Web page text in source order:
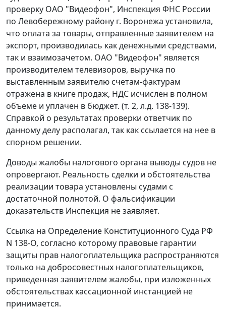
проверку ОАО "Видеофон", Инспекция ФНС России
по Левобережному району г. Воронежа установила,
что оплата за товары, отправленные заявителем на
экспорт, производилась как денежными средствами,
так и взаимозачетом. ОАО "Видеофон" является
производителем телевизоров, выручка по
выставленным заявителю счетам-фактурам
отражена в книге продаж, НДС исчислен в полном
объеме и уплачен в бюджет. (т. 2, л.д. 138-139).
Справкой о результатах проверки ответчик по
данному делу располагал, так как ссылается на нее в
спорном решении.
Доводы жалобы налогового органа выводы судов не
опровергают. Реальность сделки и обстоятельства
реализации товара установлены судами с
достаточной полнотой. О фальсификации
доказательств Инспекция не заявляет.
Ссылка на Определение Конституционного Суда РФ
N 138-О, согласно которому правовые гарантии
защиты прав налогоплательщика распространяются
только на добросовестных налогоплательщиков,
приведенная заявителем жалобы, при изложенных
обстоятельствах кассационной инстанцией не
принимается.